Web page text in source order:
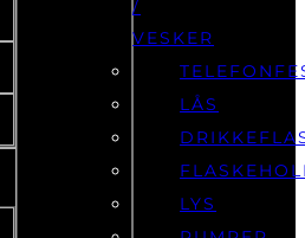
VESKER
LÅS
LYS
PUMPER